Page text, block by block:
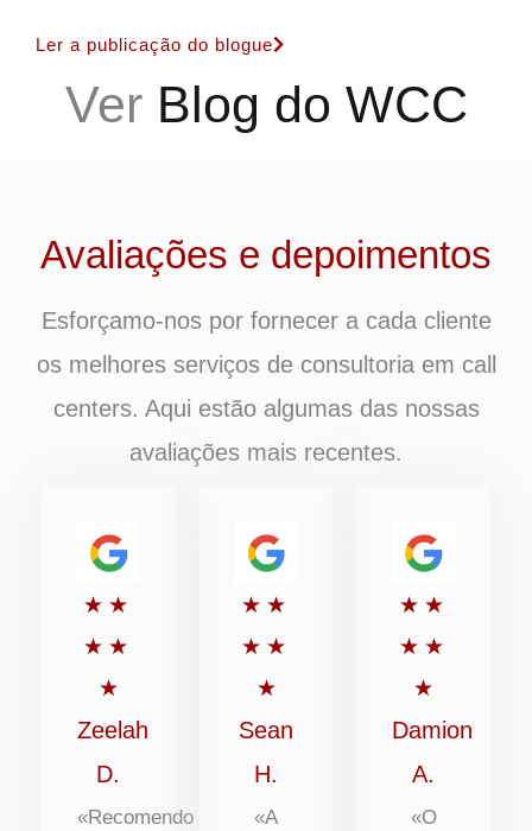
Ler a publicação do blogue
Ver Blog do WCC
Avaliações e depoimentos
Esforçamo-nos por fornecer a cada cliente
os melhores serviços de consultoria em call
centers. Aqui estão algumas das nossas
avaliações mais recentes.
★ ★
★ ★
★
Classificado
com
5
de
Zeelah
D.
«Recomendo
★ ★
★ ★
★
Classificado
com
5
de
Sean
H.
«A
★ ★
★ ★
★
com
de
Damion
A.
«O